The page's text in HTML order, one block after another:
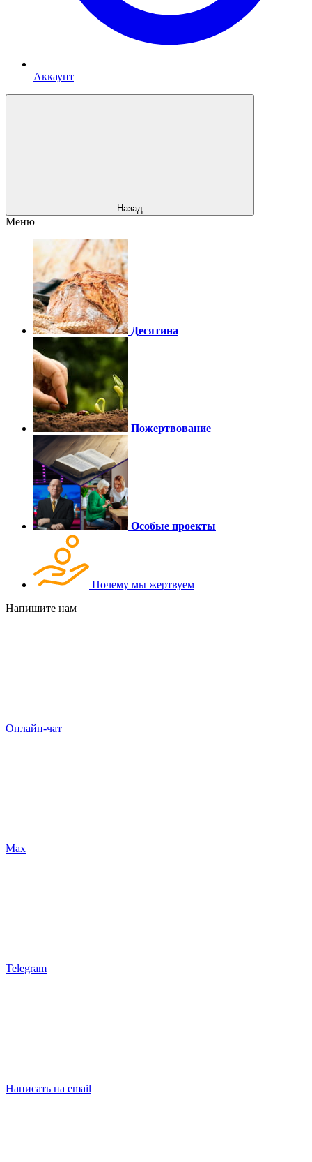
Аккаунт
Назад
Меню
Десятина
Пожертвование
Особые проекты
Почему мы жертвуем
Напишите нам
Онлайн-чат
Max
Telegram
Написать на email